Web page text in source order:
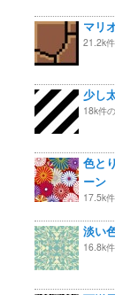
マリ
21.2k
少し
18k件
色と
ーン
17.5k
淡い
16.8k